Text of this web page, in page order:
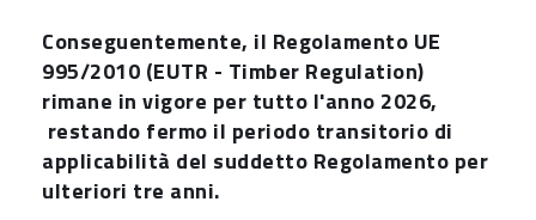
Conseguentemente, il Regolamento UE
995/2010 (EUTR - Timber Regulation)
rimane in vigore per tutto l'anno 2026,
restando fermo il periodo transitorio di
applicabilità del suddetto Regolamento per
ulteriori tre anni.